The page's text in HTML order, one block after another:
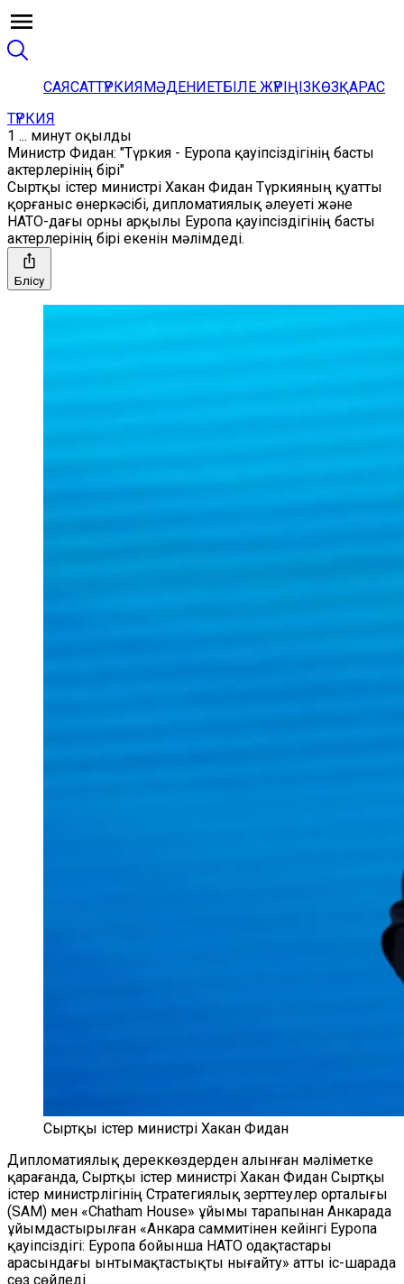
САЯСАТТҮРКИЯМӘДЕНИЕТБІЛЕ ЖҮРІҢІЗКӨЗҚАРАС
ТҮРКИЯ
1 ... минут оқылды
Министр Фидан: "Түркия - Еуропа қауіпсіздігінің басты
актерлерінің бірі"
Сыртқы істер министрі Хакан Фидан Түркияның қуатты
қорғаныс өнеркәсібі, дипломатиялық әлеуеті және
НАТО-дағы орны арқылы Еуропа қауіпсіздігінің басты
актерлерінің бірі екенін мәлімдеді.
Бөлісу
Сыртқы істер министрі Хакан Фидан
Дипломатиялық дереккөздерден алынған мәліметке
қарағанда, Сыртқы істер министрі Хакан Фидан Сыртқы
істер министрлігінің Стратегиялық зерттеулер орталығы
(SAM) мен «Chatham House» ұйымы тарапынан Анкарада
ұйымдастырылған «Анкара саммитінен кейінгі Еуропа
қауіпсіздігі: Еуропа бойынша НАТО одақтастары
арасындағы ынтымақтастықты нығайту» атты іс-шарада
сөз сөйледі.